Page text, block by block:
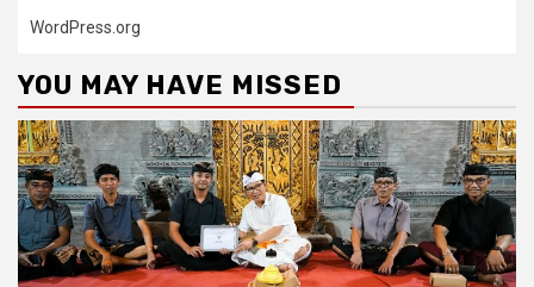
WordPress.org
YOU MAY HAVE MISSED